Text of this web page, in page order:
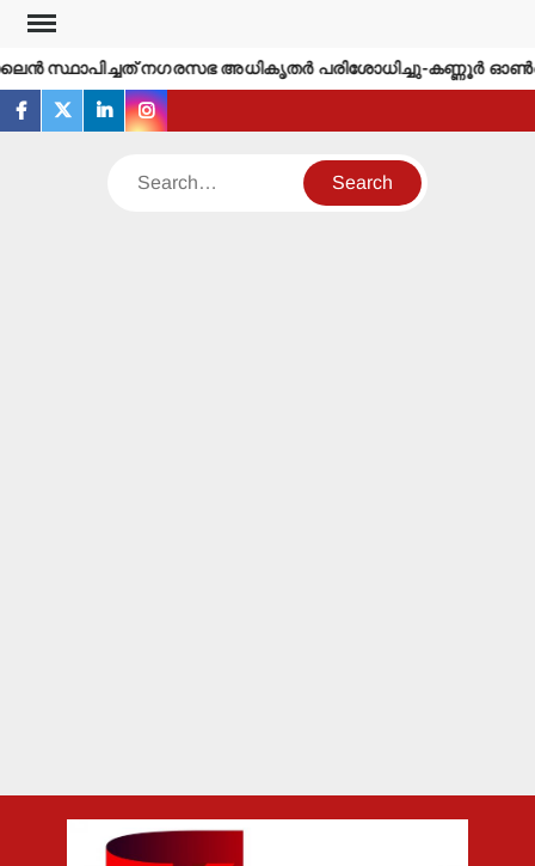
Skip
contentസ്ഥാപിച്ചത് നഗരസഭ അധികൃതര്‍ പരിശോധിച്ചു-കണ്ണൂര്‍
facebook
twitterlinkedininstagram
Search